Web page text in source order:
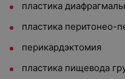
пластика
пластика перитонео-
перикардэктомия
пластика пищевода